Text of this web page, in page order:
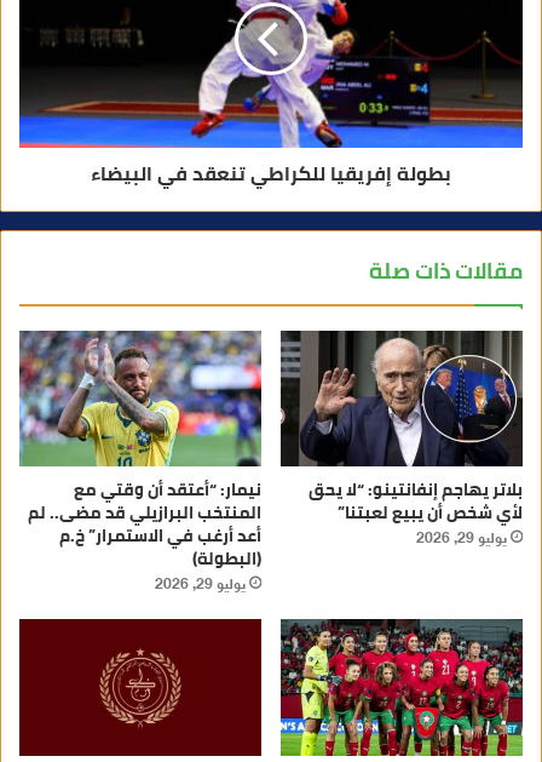
بطولة إفريقيا للكراطي تنعقد في البيضاء
مقالات ذات صلة
بلاتر يهاجم إنفانتينو: “لا يحق
لأي شخص أن يبيع لعبتنا”
يوليو 29, 2026
نيمار: “أعتقد أن وقتي مع
المنتخب البرازيلي قد مضى.. لم
أعد أرغب في الاستمرار” خ.م
(البطولة)
يوليو 29, 2026